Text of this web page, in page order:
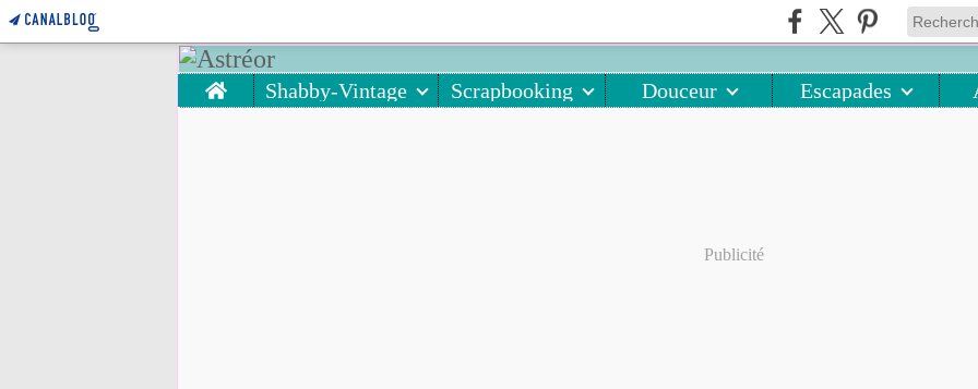
Home Shabby-Vintage Scrapbooking Douceur Escapades
Publicité